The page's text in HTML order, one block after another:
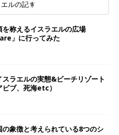
ルの記事
を称えるイスラエルの広場
」に行ってみた
ラエルの実態&ビーチリゾート
ブ、死海etc）
の象徴と考えられている8つのシ